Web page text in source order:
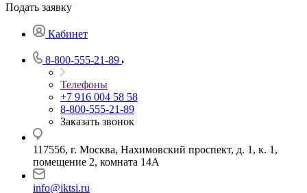
Подать заявку
Кабинет
8-800-555-21-89
Телефоны
+7 916 004 58 58
8-800-555-21-89
Заказать звонок
117556, г. Москва, Нахимовский проспект, д. 1, к. 1,
помещение 2, комната 14А
info@iktsi.ru